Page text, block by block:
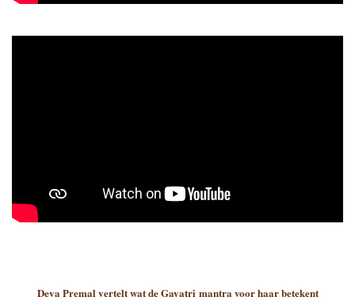
Deva Premal vertelt wat de Gayatri mantra voor haar betekent